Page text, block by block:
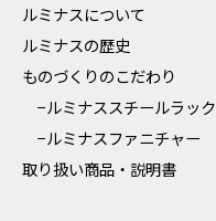
ルミナスについて
ルミナスの歴史
ものづくりのこだわり
−ルミナススチールラック
−ルミナスファニチャー
取り扱い商品・説明書